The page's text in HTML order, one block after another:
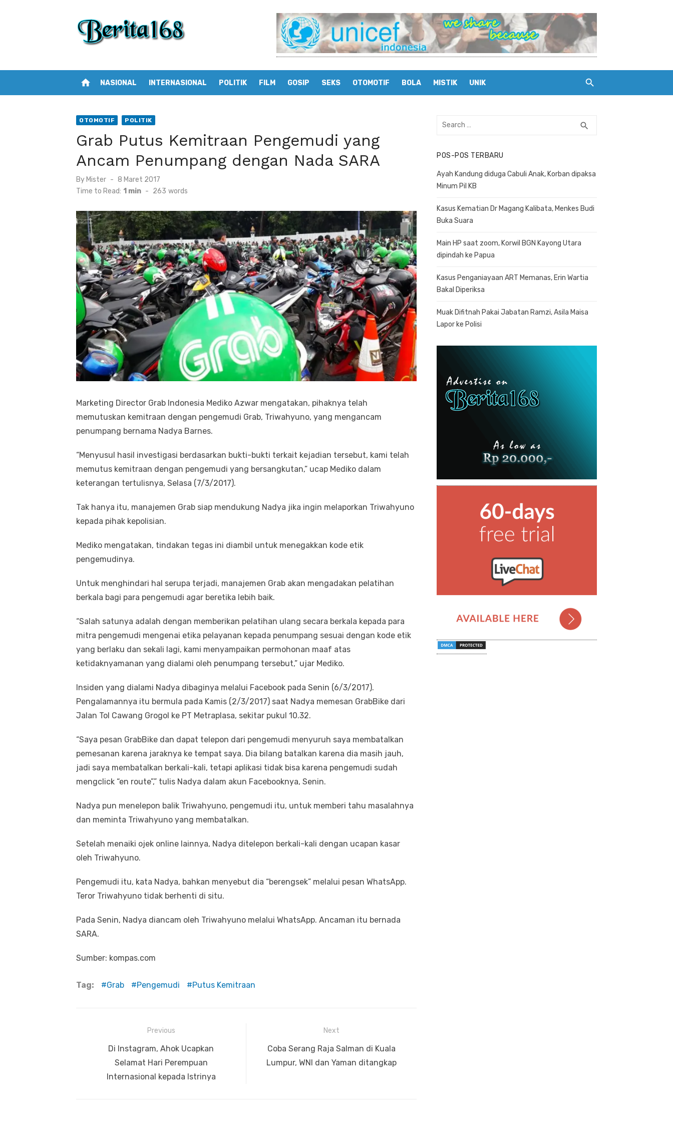
home NASIONAL INTERNASIONAL POLITIK FILM GOSIP SEKS OTOMOTIF BOLA MISTIK UNIK
OTOMOTIF POLITIK
Grab Putus Kemitraan Pengemudi yang
Ancam Penumpang dengan Nada SARA
By Mister
Posted
on
8 Maret 2017
Time to Read: 1 min - 263 words
Marketing Director Grab Indonesia Mediko Azwar mengatakan, pihaknya telah
memutuskan kemitraan dengan pengemudi Grab, Triwahyuno, yang mengancam
penumpang bernama Nadya Barnes.
“Menyusul hasil investigasi berdasarkan bukti-bukti terkait kejadian tersebut, kami telah
memutus kemitraan dengan pengemudi yang bersangkutan,” ucap Mediko dalam
keterangan tertulisnya, Selasa (7/3/2017).
Tak hanya itu, manajemen Grab siap mendukung Nadya jika ingin melaporkan Triwahyuno
kepada pihak kepolisian.
Mediko mengatakan, tindakan tegas ini diambil untuk menegakkan kode etik
pengemudinya.
Untuk menghindari hal serupa terjadi, manajemen Grab akan mengadakan pelatihan
berkala bagi para pengemudi agar beretika lebih baik.
“Salah satunya adalah dengan memberikan pelatihan ulang secara berkala kepada para
mitra pengemudi mengenai etika pelayanan kepada penumpang sesuai dengan kode etik
yang berlaku dan sekali lagi, kami menyampaikan permohonan maaf atas
ketidaknyamanan yang dialami oleh penumpang tersebut,” ujar Mediko.
Insiden yang dialami Nadya dibaginya melalui Facebook pada Senin (6/3/2017).
Pengalamannya itu bermula pada Kamis (2/3/2017) saat Nadya memesan GrabBike dari
Jalan Tol Cawang Grogol ke PT Metraplasa, sekitar pukul 10.32.
“Saya pesan GrabBike dan dapat telepon dari pengemudi menyuruh saya membatalkan
pemesanan karena jaraknya ke tempat saya. Dia bilang batalkan karena dia masih jauh,
jadi saya membatalkan berkali-kali, tetapi aplikasi tidak bisa karena pengemudi sudah
mengclick “en route”,” tulis Nadya dalam akun Facebooknya, Senin.
Nadya pun menelepon balik Triwahyuno, pengemudi itu, untuk memberi tahu masalahnya
dan meminta Triwahyuno yang membatalkan.
Setelah menaiki ojek online lainnya, Nadya ditelepon berkali-kali dengan ucapan kasar
oleh Triwahyuno.
Pengemudi itu, kata Nadya, bahkan menyebut dia “berengsek” melalui pesan WhatsApp.
Teror Triwahyuno tidak berhenti di situ.
Pada Senin, Nadya diancam oleh Triwahyuno melalui WhatsApp. Ancaman itu bernada
SARA.
Sumber: kompas.com
Tag: Grab Pengemudi Putus Kemitraan
Navigasi
Previous
Previous
Di Instagram, Ahok Ucapkan
Selamat Hari Perempuan
Internasional kepada Istrinya
Next
Next
post:
Coba Serang Raja Salman di Kuala
Lumpur, WNI dan Yaman ditangkap
Search
search
POS-POS TERBARU
Ayah Kandung diduga Cabuli Anak, Korban dipaksa
Minum Pil KB
Kasus Kematian Dr Magang Kalibata, Menkes Budi
Buka Suara
Main HP saat zoom, Korwil BGN Kayong Utara
dipindah ke Papua
Kasus Penganiayaan ART Memanas, Erin Wartia
Bakal Diperiksa
Muak Difitnah Pakai Jabatan Ramzi, Asila Maisa
Lapor ke Polisi